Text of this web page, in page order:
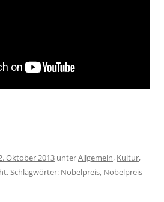
Oktober 2013 unterAllgemein, Kultur,
Schlagwörter: Nobelpreis, Nobelpreis